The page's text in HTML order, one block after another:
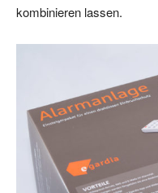
kombinieren lassen.